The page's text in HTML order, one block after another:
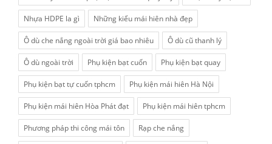
Nhựa HDPE la gì Những kiểu mái hiên nhà đẹp
Ô dù che nắng ngoài trời giá bao nhiêu Ô dù cũ thanh lý
Ô dù ngoài trời Phụ kiện bạt cuốn Phụ kiện bạt quay
Phụ kiện bạt tự cuốn tphcm Phụ kiện mái hiên Hà Nội
Phụ kiện mái hiên Hòa Phát đạt Phụ kiện mái hiên tphcm
Phương pháp thi công mái tôn Rạp che nắng